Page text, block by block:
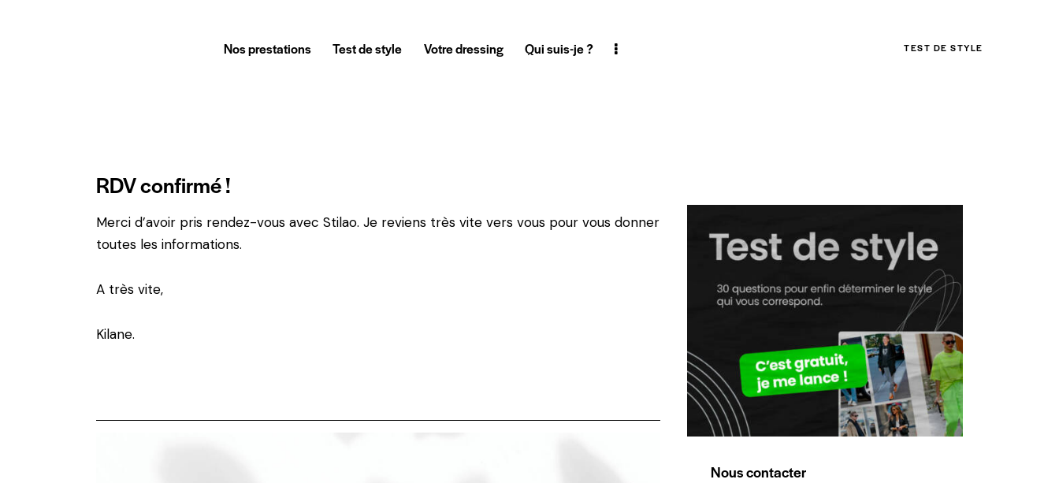
Nos prestations Test de style Votre dressing Qui suis-je ? TEST DE STYLE
RDV confirmé !
Merci d’avoir pris rendez-vous avec Stilao. Je reviens très vite vers vous pour vous donner
toutes les informations.
A très vite,
Kilane.
Nous contacter